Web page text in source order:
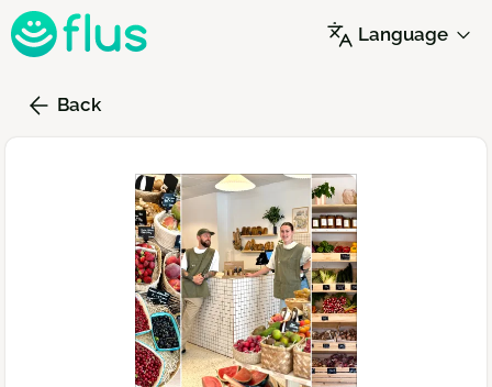
Skip
to
content
Language
Back